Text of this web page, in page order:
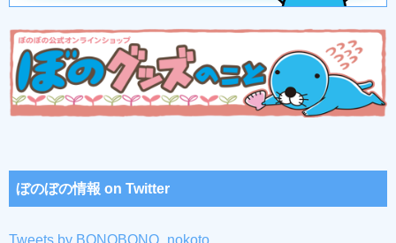
ぼのぼの情報 on Twitter
Tweets by BONOBONO_nokoto